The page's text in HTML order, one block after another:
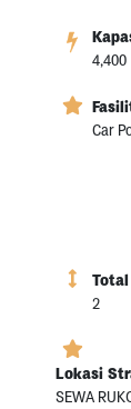
4,400
Car
2
Lokasi
SEWA